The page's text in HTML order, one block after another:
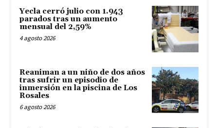
Yecla cerró julio con 1.943
parados tras un aumento
mensual del 2,59%
4 agosto 2026
Reaniman a un niño de dos años
tras sufrir un episodio de
inmersión en la piscina de Los
Rosales
6 agosto 2026